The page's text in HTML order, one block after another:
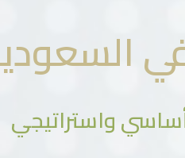
واستراتيجي